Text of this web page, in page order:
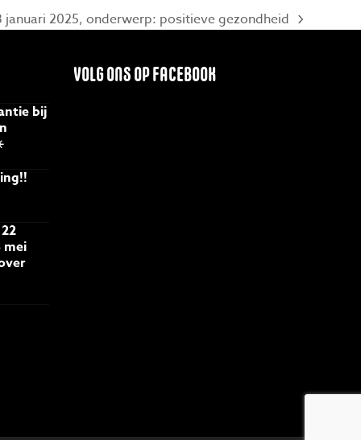
januari 2025, onderwerp: positieve gezondheid
bij
mei
VOLG ONS OP FACEBOOK